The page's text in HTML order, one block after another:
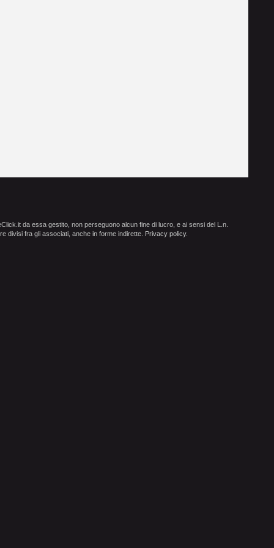
da essa gestito, non perseguono alcun fine di lucro, e ai sensi del L.n.
divisi fra gli associati, anche in forme indirette. Privacy policy.